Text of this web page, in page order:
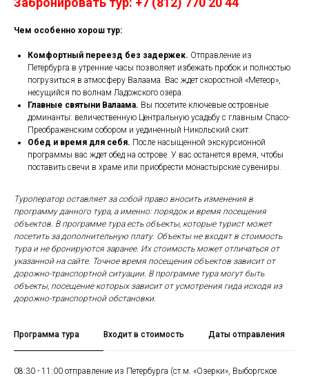
Чем особенно хорош тур:
Комфортный переезд без задержек. Отправление из
Петербурга в утренние часы позволяет избежать пробок и полностью
погрузиться в атмосферу Валаама. Вас ждет скоростной «Метеор»,
несущийся по волнам Ладожского озера.
Главные святыни Валаама. Вы посетите ключевые островные
доминанты: величественную Центральную усадьбу с главным Спасо-
Преображенским собором и уединенный Никольский скит.
Обед и время для себя. После насыщенной экскурсионной
программы вас ждет обед на острове. У вас останется время, чтобы
поставить свечи в храме или приобрести монастырские сувениры.
Туроператор оставляет за собой право вносить изменения в
программу данного тура, а именно: порядок и время посещения
объектов. В программе тура есть объекты, которые турист может
посетить за дополнительную плату. Объекты не входят в стоимость
тура и не бронируются заранее. Их стоимость может отличаться от
указанной на сайте. Точное время посещения объектов зависит от
дорожно-транспортной ситуации. В программе тура могут быть
объекты, посещение которых зависит от усмотрения гида исходя из
дорожно-транспортной обстановки.
Программа тура Входит в стоимость Даты отправления
08:30 - 11:00 отправление из Петербурга (ст.м. «Озерки», Выборгcкое